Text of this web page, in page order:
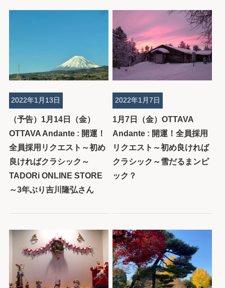
（予告）1月14日（金）
OTTAVA Andante : 開運！
全員採用リクエスト～初め
良ければクラシック～
TADORi ONLINE STORE
～3年ぶり吉川隆弘さん
2022年1月13日
1月7日（金）OTTAVA
Andante : 開運！全員採用
リクエスト～初め良ければ
クラシック～雪だるまンピ
ック？
2022年1月7日